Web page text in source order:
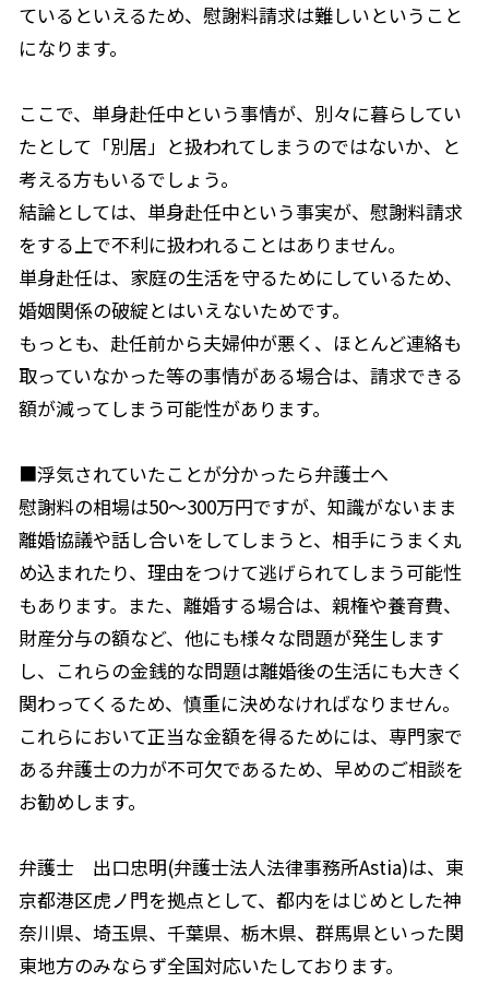
ているといえるため、慰謝料請求は難しいということ
になります。
ここで、単身赴任中という事情が、別々に暮らしてい
たとして「別居」と扱われてしまうのではないか、と
考える方もいるでしょう。
結論としては、単身赴任中という事実が、慰謝料請求
をする上で不利に扱われることはありません。
単身赴任は、家庭の生活を守るためにしているため、
婚姻関係の破綻とはいえないためです。
もっとも、赴任前から夫婦仲が悪く、ほとんど連絡も
取っていなかった等の事情がある場合は、請求できる
額が減ってしまう可能性があります。
■浮気されていたことが分かったら弁護士へ
慰謝料の相場は50～300万円ですが、知識がないまま
離婚協議や話し合いをしてしまうと、相手にうまく丸
め込まれたり、理由をつけて逃げられてしまう可能性
もあります。また、離婚する場合は、親権や養育費、
財産分与の額など、他にも様々な問題が発生します
し、これらの金銭的な問題は離婚後の生活にも大きく
関わってくるため、慎重に決めなければなりません。
これらにおいて正当な金額を得るためには、専門家で
ある弁護士の力が不可欠であるため、早めのご相談を
お勧めします。
弁護士 出口忠明(弁護士法人法律事務所Astia)は、東
京都港区虎ノ門を拠点として、都内をはじめとした神
奈川県、埼玉県、千葉県、栃木県、群馬県といった関
東地方のみならず全国対応いたしております。